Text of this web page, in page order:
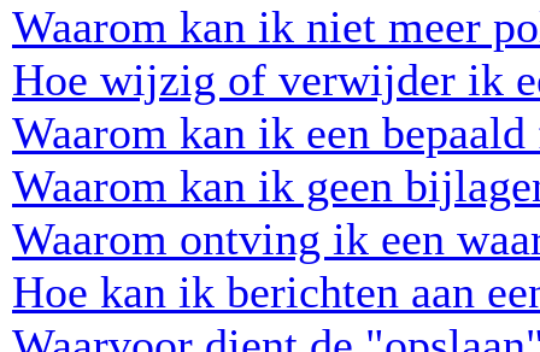
Waarom kan ik niet meer
Hoe wijzig of verwijder ik
Waarom kan ik een
Waarom kan ik geen
Waarom ontving ik een
Hoe kan ik berichten aan